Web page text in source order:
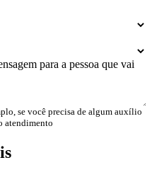
para a pessoa que vai
se você precisa de algum auxílio
atendimento